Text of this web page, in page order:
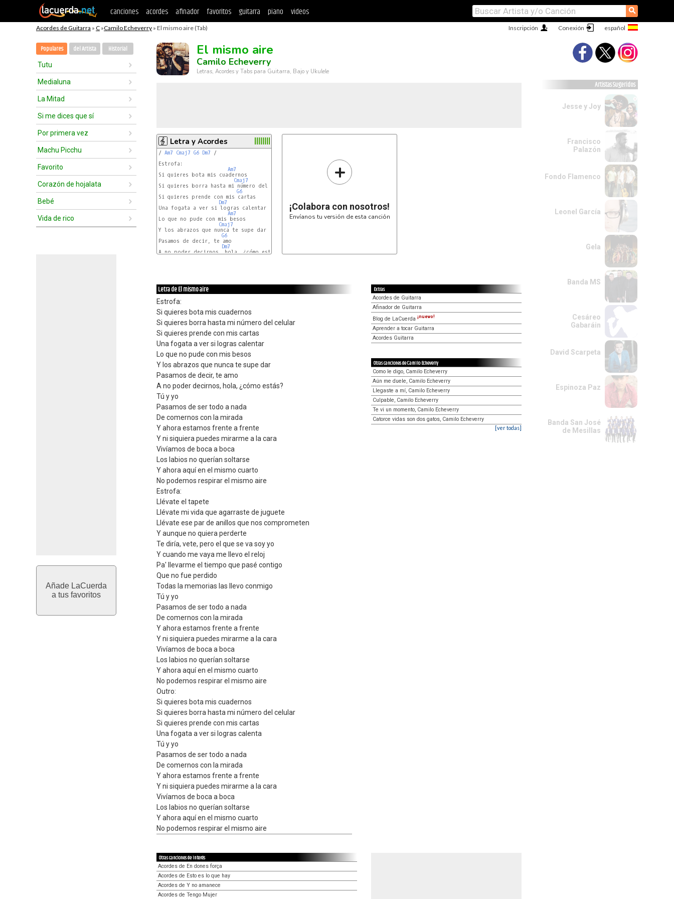
canciones acordes afinador favoritos guitarra piano videos ⚲
Acordes de Guitarra » C »Camilo Echeverry » El mismo aire (Tab) Conexión
Inscripción
Populares del Artista Historial
Tutu
Medialuna
La Mitad
Si me dices que sí
Por primera vez
Machu Picchu
Favorito
Corazón de hojalata
Bebé
Vida de rico
Añade LaCuerda
a tus favoritos
El mismo aire
Camilo Echeverry
Letras, Acordes y Tabs para Guitarra, Bajo y Ukulele
Letra y Acordes
/ Am7 Cmaj7 G6 Dm7 /
Estrofa:
Am7
Si quieres bota mis cuadernos
Cmaj7
Si quieres borra hasta mi número del celular
G6
Si quieres prende con mis cartas
Dm7
Una fogata a ver si logras calentar
Am7
Lo que no pude con mis besos
Cmaj7
Y los abrazos que nunca te supe dar
G6
Pasamos de decir, te amo
Dm7
A no poder decirnos, hola, ¿cómo estás?
+
¡Colabora con nosotros!
Envíanos tu versión de esta canción
Letra de El mismo aire
Estrofa:
Si quieres bota mis cuadernos
Si quieres borra hasta mi número del celular
Si quieres prende con mis cartas
Una fogata a ver si logras calentar
Lo que no pude con mis besos
Y los abrazos que nunca te supe dar
Pasamos de decir, te amo
A no poder decirnos, hola, ¿cómo estás?
Tú y yo
Pasamos de ser todo a nada
De comernos con la mirada
Y ahora estamos frente a frente
Y ni siquiera puedes mirarme a la cara
Vivíamos de boca a boca
Los labios no querían soltarse
Y ahora aquí en el mismo cuarto
No podemos respirar el mismo aire
Estrofa:
Llévate el tapete
Llévate mi vida que agarraste de juguete
Llévate ese par de anillos que nos comprometen
Y aunque no quiera perderte
Te diría, vete, pero el que se va soy yo
Y cuando me vaya me llevo el reloj
Pa' llevarme el tiempo que pasé contigo
Que no fue perdido
Todas la memorias las llevo conmigo
Tú y yo
Pasamos de ser todo a nada
De comernos con la mirada
Y ahora estamos frente a frente
Y ni siquiera puedes mirarme a la cara
Vivíamos de boca a boca
Los labios no querían soltarse
Y ahora aquí en el mismo cuarto
No podemos respirar el mismo aire
Outro:
Si quieres bota mis cuadernos
Si quieres borra hasta mi número del celular
Si quieres prende con mis cartas
Una fogata a ver si logras calenta
Tú y yo
Pasamos de ser todo a nada
De comernos con la mirada
Y ahora estamos frente a frente
Y ni siquiera puedes mirarme a la cara
Vivíamos de boca a boca
Los labios no querían soltarse
Y ahora aquí en el mismo cuarto
No podemos respirar el mismo aire
Extras
Acordes de Guitarra
Afinador de Guitarra
Blog de LaCuerda ¡nuevo!
Aprender a tocar Guitarra
Acordes Guitarra
Otras canciones de Camilo Echeverry
Como le digo, Camilo Echeverry
Aún me duele, Camilo Echeverry
Llegaste a mí, Camilo Echeverry
Culpable, Camilo Echeverry
Te vi un momento, Camilo Echeverry
Catorce vidas son dos gatos, Camilo Echeverry
[ver todas]
Otras canciones de interés
Acordes de En dones força
Acordes de Esto es lo que hay
Acordes de Y no amanece
Acordes de Tengo Mujer
Artistas Sugeridos
Jesse y Joy
Francisco
Palazón
Fondo Flamenco
Leonel García
Gela
Banda MS
Cesáreo
Gabaráin
David Scarpeta
Espinoza Paz
Banda San José
de Mesillas